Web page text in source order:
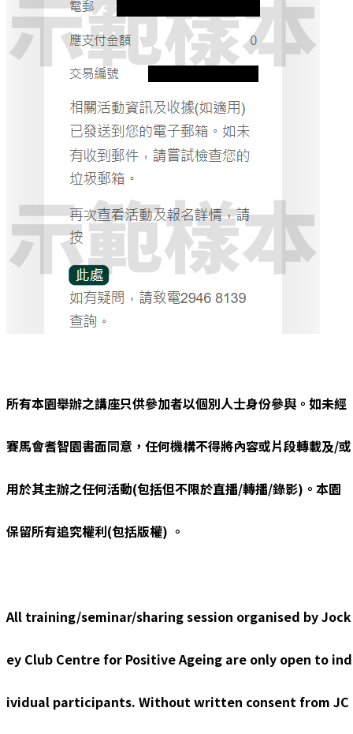
所有本園舉辦之講座只供參加者以個別人士身份參與。如未經
賽馬會耆智園書面同意，任何機構不得將內容或片段轉載及/或
用於其主辦之任何活動(包括但不限於直播/轉播/錄影)。本園
保留所有追究權利(包括版權) 。
All training/seminar/sharing session organised by Jock
ey Club Centre for Positive Ageing are only open to ind
ividual participants. Without written consent from JC